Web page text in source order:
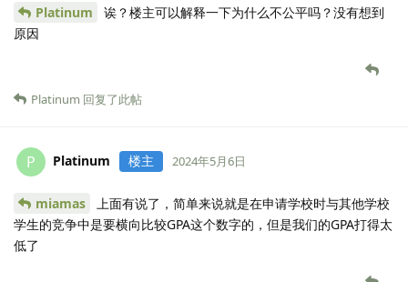
Platinum
诶？楼主可以解释一下为什么不公平吗？没有想到
原因
Platinum 回复了此帖
P Platinum 楼主 2024年5月6日
miamas
上面有说了，简单来说就是在申请学校时与其他学校
学生的竞争中是要横向比较GPA这个数字的，但是我们的GPA打得太
低了